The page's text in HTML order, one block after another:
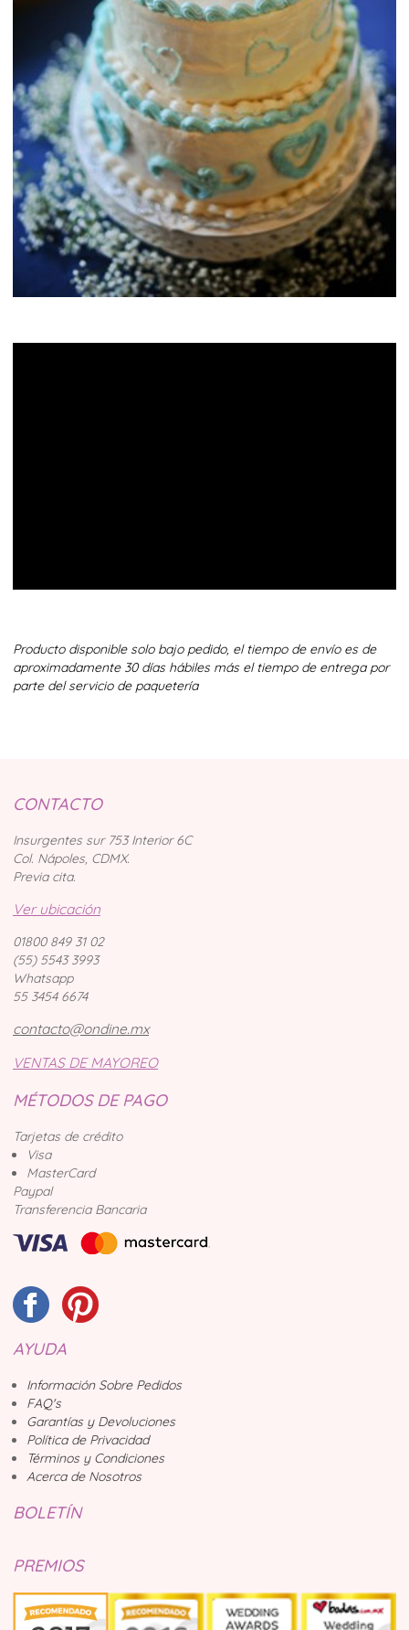
Producto disponible solo bajo pedido, el tiempo de envío es de
aproximadamente 30 días hábiles más el tiempo de entrega por
parte del servicio de paquetería
CONTACTO
Insurgentes sur 753 Interior 6C
Col. Nápoles, CDMX.
Previa cita.
Ver ubicación
01800 849 31 02
(55) 5543 3993
Whatsapp
55 3454 6674
contacto@ondine.mx
VENTAS DE MAYOREO
MÉTODOS DE PAGO
Tarjetas de crédito
Visa
MasterCard
Paypal
Transferencia Bancaria
AYUDA
Información Sobre Pedidos
FAQ's
Garantías y Devoluciones
Política de Privacidad
Términos y Condiciones
Acerca de Nosotros
BOLETÍN
PREMIOS